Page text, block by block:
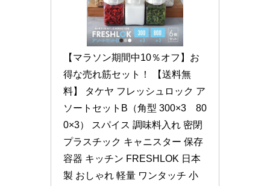
【マラソン期間中10％オフ】お
得な売れ筋セット！ 【送料無
料】 タケヤ フレッシュロック ア
ソートセットB（角型 300×3　80
0×3） スパイス 調味料入れ 密閉
プラスチック キャニスター 保存
容器 キッチン FRESHLOK 日本
製 おしゃれ 軽量 ワンタッチ 小